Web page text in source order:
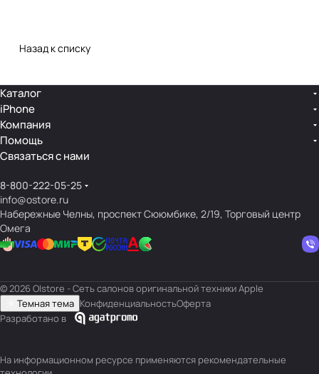
Назад к списку
Каталог
iPhone
Компания
Помощь
Связаться с нами
8-800-222-05-25
info@ostore.ru
Набережные Челны, проспект Сююмбике, 2/19, Торговый центр
Омега
© 2026 O|store - Сеть салонов оригинальной техники Apple
Темная тема КонфиденциальностьОферта
Разработано в
На информационном ресурсе применяются рекомендательные